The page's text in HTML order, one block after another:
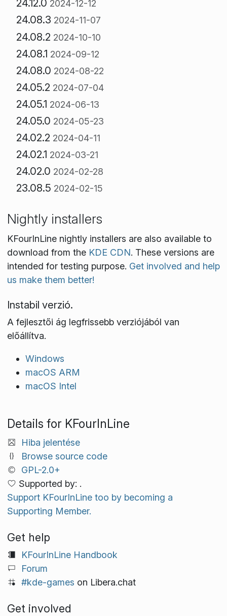
24.12.0 2024-12-12
24.08.3 2024-11-07
24.08.2 2024-10-10
24.08.1 2024-09-12
24.08.0 2024-08-22
24.05.2 2024-07-04
24.05.1 2024-06-13
24.05.0 2024-05-23
24.02.2 2024-04-11
24.02.1 2024-03-21
24.02.0 2024-02-28
23.08.5 2024-02-15
Nightly installers
KFourInLine nightly installers are also available to
download from the KDE CDN. These versions are
intended for testing purpose. Get involved and help
us make them better!
Instabil verzió.
A fejlesztői ág legfrissebb verziójából van
előállítva.
Windows
macOS ARM
macOS Intel
Details for KFourInLine
Hiba jelentése
Browse source code
GPL-2.0+
Supported by: .
Support KFourInLine too by becoming a
Supporting Member.
Get help
KFourInLine Handbook
Forum
#kde-games on Libera.chat
Get involved